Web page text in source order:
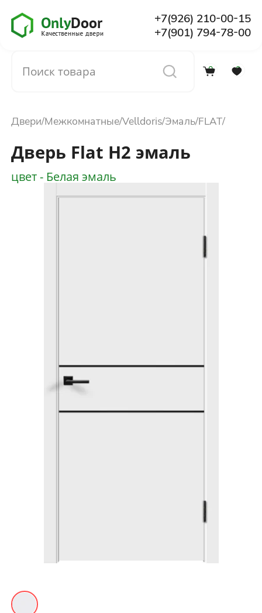
+7(926) 210-00-15
+7(901) 794-78-00
0 0
О компании
Установка
Фото работ
Двери Межкомнатные Velldoris Эмаль FLAT
Дверь Flat H2 эмаль
цвет - Белая эмаль